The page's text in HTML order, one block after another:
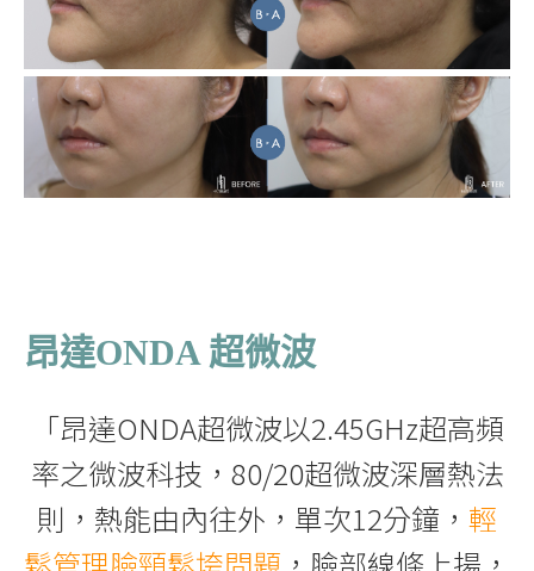
昂達ONDA 超微波
「昂達ONDA超微波以2.45GHz超高頻
率之微波科技，80/20超微波深層熱法
則，熱能由內往外，單次12分鐘， 輕